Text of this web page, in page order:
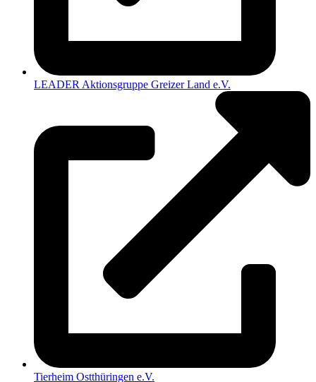
LEADER Aktionsgruppe Greizer Land e.V.
Tierheim Ostthüringen e.V.